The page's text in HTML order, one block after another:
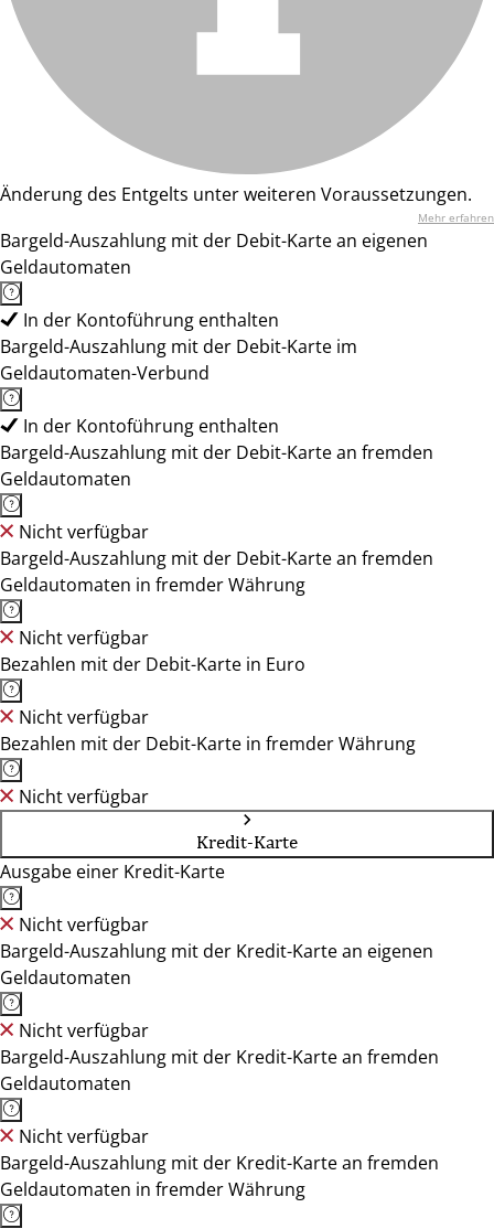
Änderung des Entgelts unter weiteren Voraussetzungen.
Mehr erfahren
Bargeld-Auszahlung mit der Debit-Karte an eigenen
Geldautomaten
In der Kontoführung enthalten
Bargeld-Auszahlung mit der Debit-Karte im
Geldautomaten-Verbund
In der Kontoführung enthalten
Bargeld-Auszahlung mit der Debit-Karte an fremden
Geldautomaten
Nicht verfügbar
Bargeld-Auszahlung mit der Debit-Karte an fremden
Geldautomaten in fremder Währung
Nicht verfügbar
Bezahlen mit der Debit-Karte in Euro
Nicht verfügbar
Bezahlen mit der Debit-Karte in fremder Währung
Nicht verfügbar
Kredit-Karte
Ausgabe einer Kredit-Karte
Nicht verfügbar
Bargeld-Auszahlung mit der Kredit-Karte an eigenen
Geldautomaten
Nicht verfügbar
Bargeld-Auszahlung mit der Kredit-Karte an fremden
Geldautomaten
Nicht verfügbar
Bargeld-Auszahlung mit der Kredit-Karte an fremden
Geldautomaten in fremder Währung